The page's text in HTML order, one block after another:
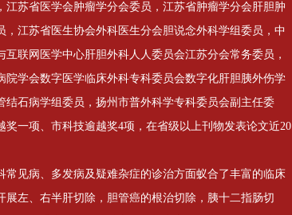
苏省医学会肿瘤学分会委员，江苏省肿瘤学分会肝胆肿
江苏省医生协会外科医生分会胆说念外科学组委员，中
联网医学中心肝胆外科人人委员会江苏分会常务委员，
学会数字医学临床外科专科委员会数字化肝胆胰外伤学
石病学组委员，扬州市普外科学专科委员会副主任委
一项、市科技逾越奖4项，在省级以上刊物发表论文近20
见病、多发病及疑难杂症的诊治方面蚁合了丰富的临床
左、右半肝切除，胆管癌的根治切除，胰十二指肠切